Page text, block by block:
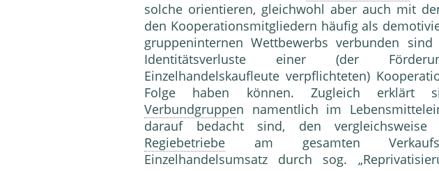
solche orientieren, gleichwohl aber auch mit
den Ko­operationsmitgliedern häufig als
gruppeninternen Wett­bewerbs verbunden
Identitätsverluste einer (der
Einzelhandelskaufleute verpflich­teten)
Folge haben können. Zugleich erklärt
Verbundgruppen namentlich im
darauf bedacht sind, den
Regiebetriebe am gesamten
Einzelhandelsumsatz durch sog.